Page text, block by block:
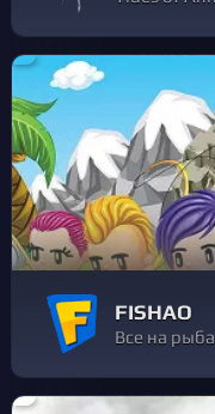
FISHAO
Все на